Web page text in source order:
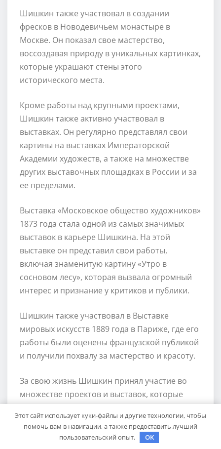
Шишкин также участвовал в создании
фресков в Новодевичьем монастыре в
Москве. Он показал свое мастерство,
воссоздавая природу в уникальных картинках,
которые украшают стены этого
исторического места.
Кроме работы над крупными проектами,
Шишкин также активно участвовал в
выставках. Он регулярно представлял свои
картины на выставках Императорской
Академии художеств, а также на множестве
других выставочных площадках в России и за
ее пределами.
Выставка «Московское общество художников»
1873 года стала одной из самых значимых
выставок в карьере Шишкина. На этой
выставке он представил свои работы,
включая знаменитую картину «Утро в
сосновом лесу», которая вызвала огромный
интерес и признание у критиков и публики.
Шишкин также участвовал в Выставке
мировых искусств 1889 года в Париже, где его
работы были оценены французской публикой
и получили похвалу за мастерство и красоту.
За свою жизнь Шишкин принял участие во
множестве проектов и выставок, которые
признали его величие и уникальность как
художника-пейзажиста.
Этот сайт использует куки-файлы и другие технологии, чтобы
помочь вам в навигации, а также предоставить лучший
пользовательский опыт.
OK